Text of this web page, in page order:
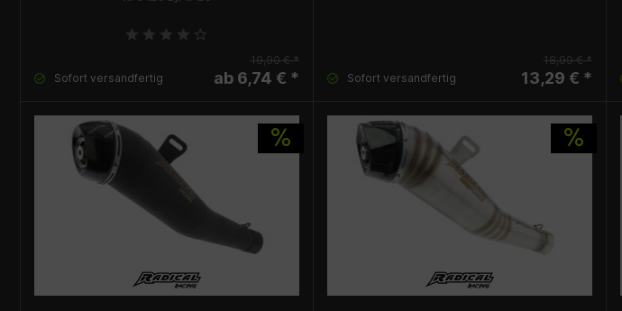
Sofort versandfertig
19,90 € *
ab 6,74 € * Sofort versandfertig
18,99 € *
13,29 € *